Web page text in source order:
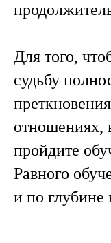
Для того,
судьбу
отношениях,
пройдите
Равного
и по глубине